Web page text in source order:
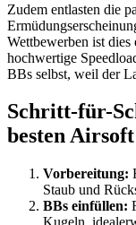
Zudem entlasten die
Wettbewerben ist
hochwertige
BBs selbst, weil der
Schritt-für-
besten
Vorbereitung:
Staub und
BBs einfüllen: